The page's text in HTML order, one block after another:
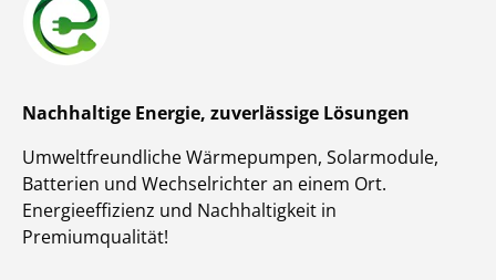
Nachhaltige Energie, zuverlässige Lösungen
Umweltfreundliche Wärmepumpen, Solarmodule,
Batterien und Wechselrichter an einem Ort.
Energieeffizienz und Nachhaltigkeit in
Premiumqualität!